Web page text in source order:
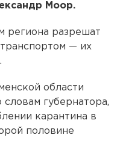
Моор.
региона разрешат
— их
области
губернатора,
карантина в
половине